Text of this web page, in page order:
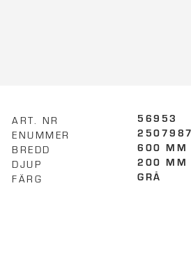
ART. NR 56953
ENUMMER 2507987
BREDD 600 MM
DJUP 200 MM
FÄRG GRÅ